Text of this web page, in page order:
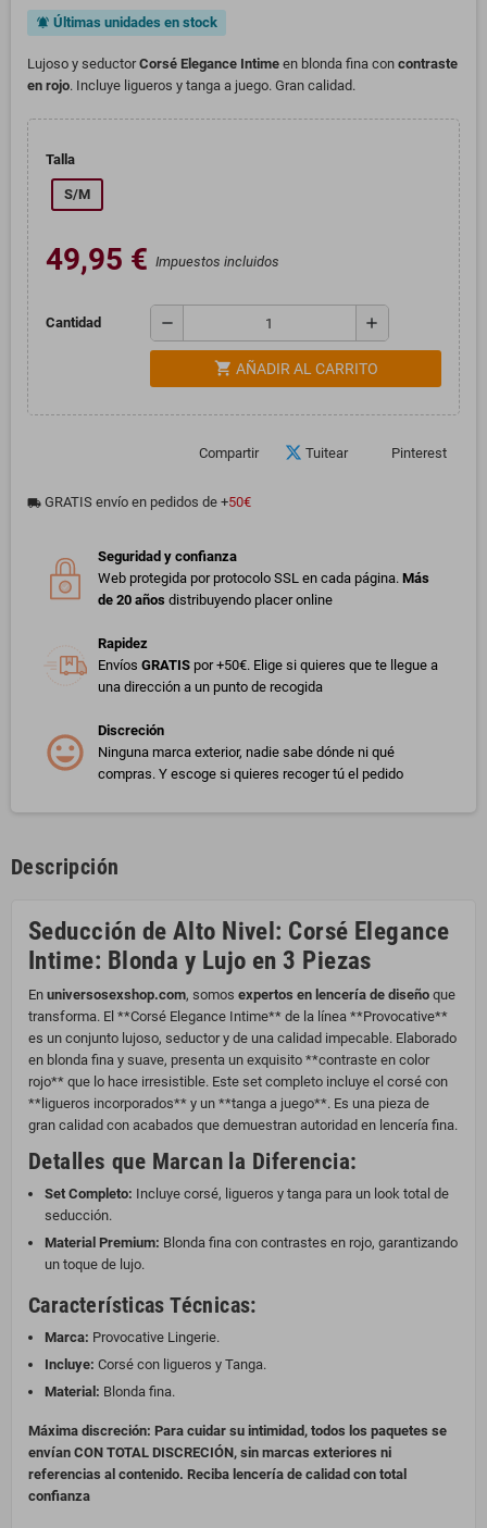
notifications_active Últimas unidades en stock
Lujoso y seductorCorsé Elegance Intime en blonda fina con contraste
en rojo. Incluye ligueros y tanga a juego. Gran calidad.
Talla
S/M
49,95 € Impuestos incluidos
Cantidad remove add
shopping_cart AÑADIR AL CARRITO
Compartir Tuitear Pinterest
local_shipping GRATIS envío en pedidos de +50€
Seguridad y confianza
Web protegida por protocolo SSL en cada página. Más
de 20 años distribuyendo placer online
Rapidez
Envíos GRATIS por +50€. Elige si quieres que te llegue a
una dirección a un punto de recogida
Discreción
Ninguna marca exterior, nadie sabe dónde ni qué
compras. Y escoge si quieres recoger tú el pedido
Descripción
Seducción de Alto Nivel: Corsé Elegance
Intime: Blonda y Lujo en 3 Piezas
En universosexshop.com, somos expertos en lencería de diseño que
transforma. El **Corsé Elegance Intime** de la línea **Provocative**
es un conjunto lujoso, seductor y de una calidad impecable. Elaborado
en blonda fina y suave, presenta un exquisito **contraste en color
rojo** que lo hace irresistible. Este set completo incluye el corsé con
**ligueros incorporados** y un **tanga a juego**. Es una pieza de
gran calidad con acabados que demuestran autoridad en lencería fina.
Detalles que Marcan la Diferencia:
Set Completo: Incluye corsé, ligueros y tanga para un look total de
seducción.
Material Premium: Blonda fina con contrastes en rojo, garantizando
un toque de lujo.
Características Técnicas:
Marca: Provocative Lingerie.
Incluye: Corsé con ligueros y Tanga.
Material: Blonda fina.
Máxima discreción: Para cuidar su intimidad, todos los paquetes se
envían CON TOTAL DISCRECIÓN, sin marcas exteriores ni
referencias al contenido. Reciba lencería de calidad con total
confianza